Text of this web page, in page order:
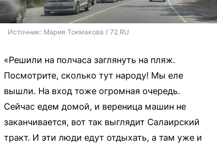
Источник: Мария Токмакова / 72.RU
«Решили на полчаса заглянуть на пляж.
Посмотрите, сколько тут народу! Мы еле
вышли. На вход тоже огромная очередь.
Сейчас едем домой, и вереница машин не
заканчивается, вот так выглядит Салаирский
тракт. И эти люди едут отдыхать, а там уже и